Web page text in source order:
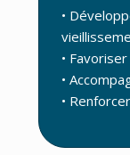
•
•
•
•